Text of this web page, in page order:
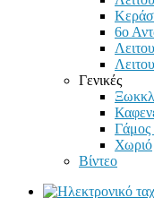
6ο
Γενικές
Χωριό
Βίντεο